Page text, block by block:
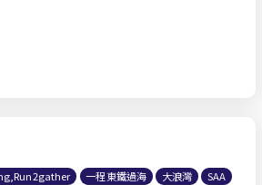
一程東鐵過海 大浪灣 SAA